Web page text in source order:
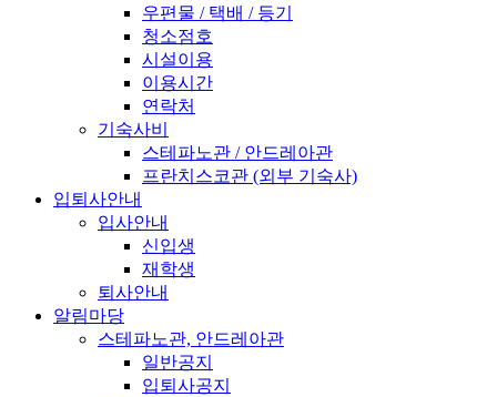
우편물 / 택배 / 등기
청소점호
시설이용
이용시간
연락처
기숙사비
스테파노관 / 안드레아관
프란치스코관 (외부 기숙사)
입퇴사안내
입사안내
신입생
재학생
퇴사안내
알림마당
스테파노관, 안드레아관
일반공지
입퇴사공지